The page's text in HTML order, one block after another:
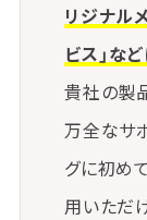
⑤季節イ
春夏秋冬
ー展開で
・⑥SNS
リジナル
ビス」な
貴社の製
万全なサ
グに初め
用いただ